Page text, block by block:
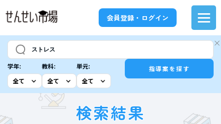
会員登録・ログイン
学年: 教科: 単元: 指導案を探す
検索結果